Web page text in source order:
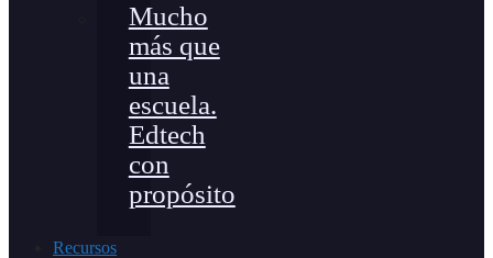
Mucho
más que
una
escuela.
Edtech
con
propósito
Recursos